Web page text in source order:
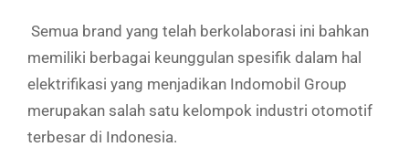
Semua brand yang telah berkolaborasi ini bahkan
memiliki berbagai keunggulan spesifik dalam hal
elektrifikasi yang menjadikan Indomobil Group
merupakan salah satu kelompok industri otomotif
terbesar di Indonesia.